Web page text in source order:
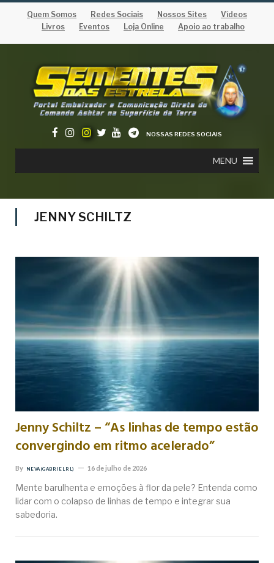
Quem Somos Redes Sociais Nossos Sites
Vídeos
Livros
Eventos Loja Online Apoio ao trabalho
NOSSAS REDES SOCIAIS
MENU
JENNY SCHILTZ
Jenny Schiltz – “As linhas de tempo estão
convergindo em ritmo acelerado”
By NEVA (GABRIEL RL) 16 de julho de 2026
Mente barulhenta e emoções à flor da pele? Entenda como
lidar com o colapso de linhas de tempo e integrar sua
sabedoria.